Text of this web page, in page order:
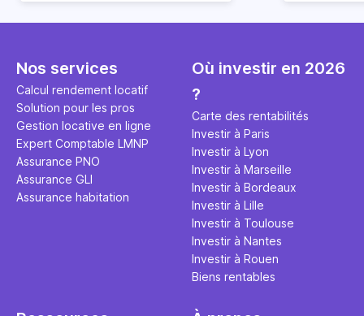
expliquons tout dans cet
règle
ce secret
l'argent
principale
études et
Nos services
Calcul rendement locatif
Solution pour les pros
Gestion locative en ligne
Expert Comptable LMNP
Assurance PNO
Assurance GLI
Assurance habitation
Où investir en 2026
?
Carte des rentabilités
Investir à Paris
Investir à Lyon
Investir à Marseille
Investir à Bordeaux
Investir à Lille
Investir à Toulouse
Investir à Nantes
Investir à Rouen
Biens rentables